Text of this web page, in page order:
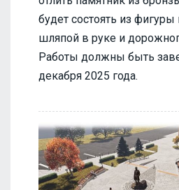
будет состоять из фигуры
шляпой в руке и
Работы должны быть
декабря 2025 года.